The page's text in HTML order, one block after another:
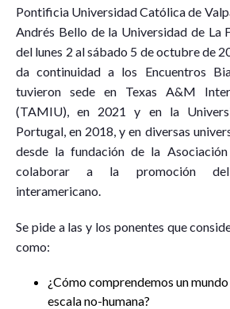
Pontificia Universidad Católica de
Andrés Bello de la Universidad de La
del lunes 2 al sábado 5 de octubre de
da continuidad a los Encuentros
tuvieron sede en Texas A&M
(TAMIU), en 2021 y en la
Portugal, en 2018, y en diversas
desde la fundación de la
colaborar a la promoción
interamericano.
Se pide a las y los ponentes que
como:
¿Cómo comprendemos un
escala no-humana?